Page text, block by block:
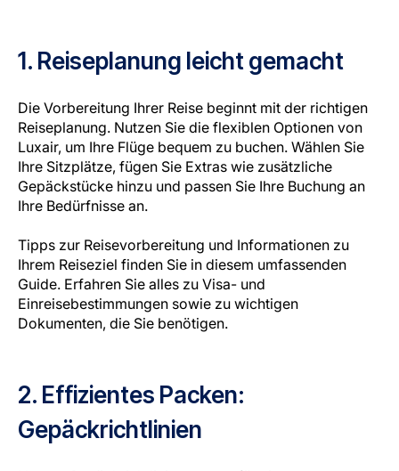
1. Reiseplanung leicht gemacht
Die Vorbereitung Ihrer Reise beginnt mit der richtigen
Reiseplanung. Nutzen Sie die flexiblen Optionen von
Luxair, um Ihre Flüge bequem zu buchen. Wählen Sie
Ihre Sitzplätze, fügen Sie Extras wie zusätzliche
Gepäckstücke hinzu und passen Sie Ihre Buchung an
Ihre Bedürfnisse an.
Tipps zur Reisevorbereitung und Informationen zu
Ihrem Reiseziel finden Sie in diesem umfassenden
Guide. Erfahren Sie alles zu Visa- und
Einreisebestimmungen sowie zu wichtigen
Dokumenten, die Sie benötigen.
2. Effizientes Packen:
Gepäckrichtlinien